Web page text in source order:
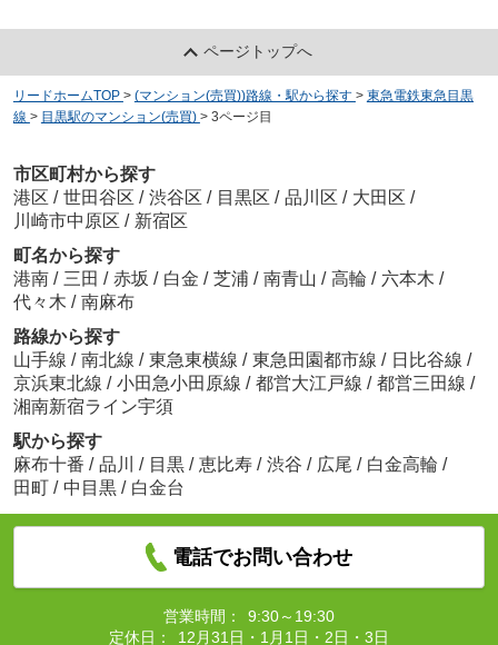
ページトップへ
リードホームTOP > (マンション(売買))路線・駅から探す > 東急電鉄東急目黒
線 > 目黒駅のマンション(売買) > 3ページ目
市区町村から探す
港区 / 世田谷区 / 渋谷区 / 目黒区 / 品川区 / 大田区 /
川崎市中原区 / 新宿区
町名から探す
港南 / 三田 / 赤坂 / 白金 / 芝浦 / 南青山 / 高輪 / 六本木 /
代々木 / 南麻布
路線から探す
山手線 / 南北線 / 東急東横線 / 東急田園都市線 / 日比谷線 /
京浜東北線 / 小田急小田原線 / 都営大江戸線 / 都営三田線 /
湘南新宿ライン宇須
駅から探す
麻布十番 / 品川 / 目黒 / 恵比寿 / 渋谷 / 広尾 / 白金高輪 /
田町 / 中目黒 / 白金台
電話でお問い合わせ
営業時間：
9:30～19:30
定休日：
12月31日・1月1日・2日・3日